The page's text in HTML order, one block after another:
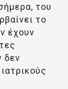
του
το
έχουν
δεν